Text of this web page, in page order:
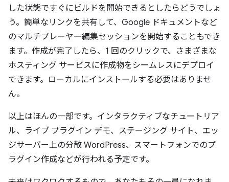
した状態ですぐにビルドを開始できるとしたらどうでしょ
う。簡単なリンクを共有して、Google ドキュメントなど
のマルチプレーヤー編集セッションを開始することもでき
ます。作成が完了したら、1 回のクリックで、さまざまな
ホスティング サービスに作成物をシームレスにデプロイ
できます。ローカルにインストールする必要はありませ
ん。
以上はほんの一部です。インタラクティブなチュートリア
ル、ライブ プラグイン デモ、ステージング サイト、エッ
ジサーバー上の分散 WordPress、スマートフォンでのプ
ラグイン作成などが行われる予定です。